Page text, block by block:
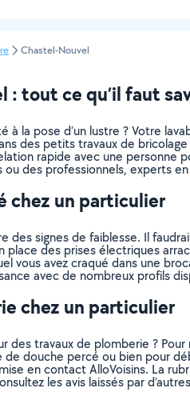
Chastel-Nouvel
: tout ce qu’il faut
à la pose d’un lustre ? Votre
des petits travaux de
rapide avec une
des professionnels, experts
chez un particulier
des signes de faiblesse. Il
des prises électriques
vous avez craqué dans une
avec de nombreux profils
chez un particulier
des travaux de plomberie ?
douche percé ou bien pour
en contact AlloVoisins. La
les avis laissés par